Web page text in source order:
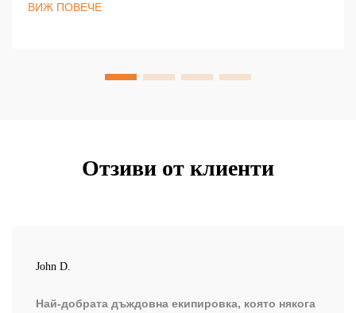
ВИЖ ПОВЕЧЕ
Отзиви от клиенти
John D.
Най-добрата дъждовна екипировка, която някога